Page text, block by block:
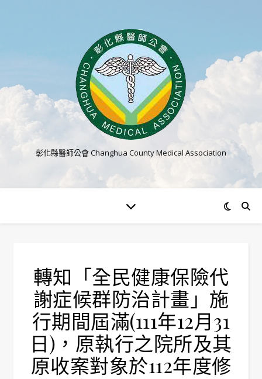
彰化縣醫師公會 Changhua County Medical Association
轉知「全民健康保險代
謝症候群防治計畫」施
行期間屆滿(111年12月31
日)，原執行之院所及其
原收案對象於112年度修